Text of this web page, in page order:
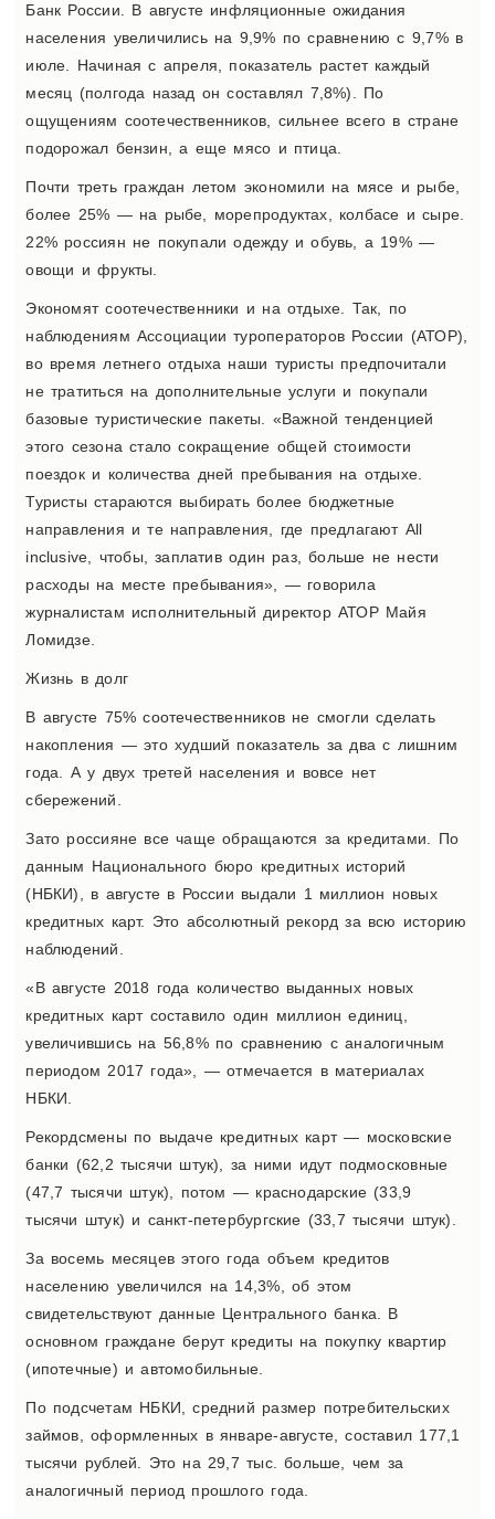
Банк России. В августе инфляционные ожидания
населения увеличились на 9,9% по сравнению с 9,7% в
июле. Начиная с апреля, показатель растет каждый
месяц (полгода назад он составлял 7,8%). По
ощущениям соотечественников, сильнее всего в стране
подорожал бензин, а еще мясо и птица.
Почти треть граждан летом экономили на мясе и рыбе,
более 25% — на рыбе, морепродуктах, колбасе и сыре.
22% россиян не покупали одежду и обувь, а 19% —
овощи и фрукты.
Экономят соотечественники и на отдыхе. Так, по
наблюдениям Ассоциации туроператоров России (АТОР),
во время летнего отдыха наши туристы предпочитали
не тратиться на дополнительные услуги и покупали
базовые туристические пакеты. «Важной тенденцией
этого сезона стало сокращение общей стоимости
поездок и количества дней пребывания на отдыхе.
Туристы стараются выбирать более бюджетные
направления и те направления, где предлагают All
inclusive, чтобы, заплатив один раз, больше не нести
расходы на месте пребывания», — говорила
журналистам исполнительный директор АТОР Майя
Ломидзе.
Жизнь в долг
В августе 75% соотечественников не смогли сделать
накопления — это худший показатель за два с лишним
года. А у двух третей населения и вовсе нет
сбережений.
Зато россияне все чаще обращаются за кредитами. По
данным Национального бюро кредитных историй
(НБКИ), в августе в России выдали 1 миллион новых
кредитных карт. Это абсолютный рекорд за всю историю
наблюдений.
«В августе 2018 года количество выданных новых
кредитных карт составило один миллион единиц,
увеличившись на 56,8% по сравнению с аналогичным
периодом 2017 года», — отмечается в материалах
НБКИ.
Рекордсмены по выдаче кредитных карт — московские
банки (62,2 тысячи штук), за ними идут подмосковные
(47,7 тысячи штук), потом — краснодарские (33,9
тысячи штук) и санкт-петербургские (33,7 тысячи штук).
За восемь месяцев этого года объем кредитов
населению увеличился на 14,3%, об этом
свидетельствуют данные Центрального банка. В
основном граждане берут кредиты на покупку квартир
(ипотечные) и автомобильные.
По подсчетам НБКИ, средний размер потребительских
займов, оформленных в январе-августе, составил 177,1
тысячи рублей. Это на 29,7 тыс. больше, чем за
аналогичный период прошлого года.